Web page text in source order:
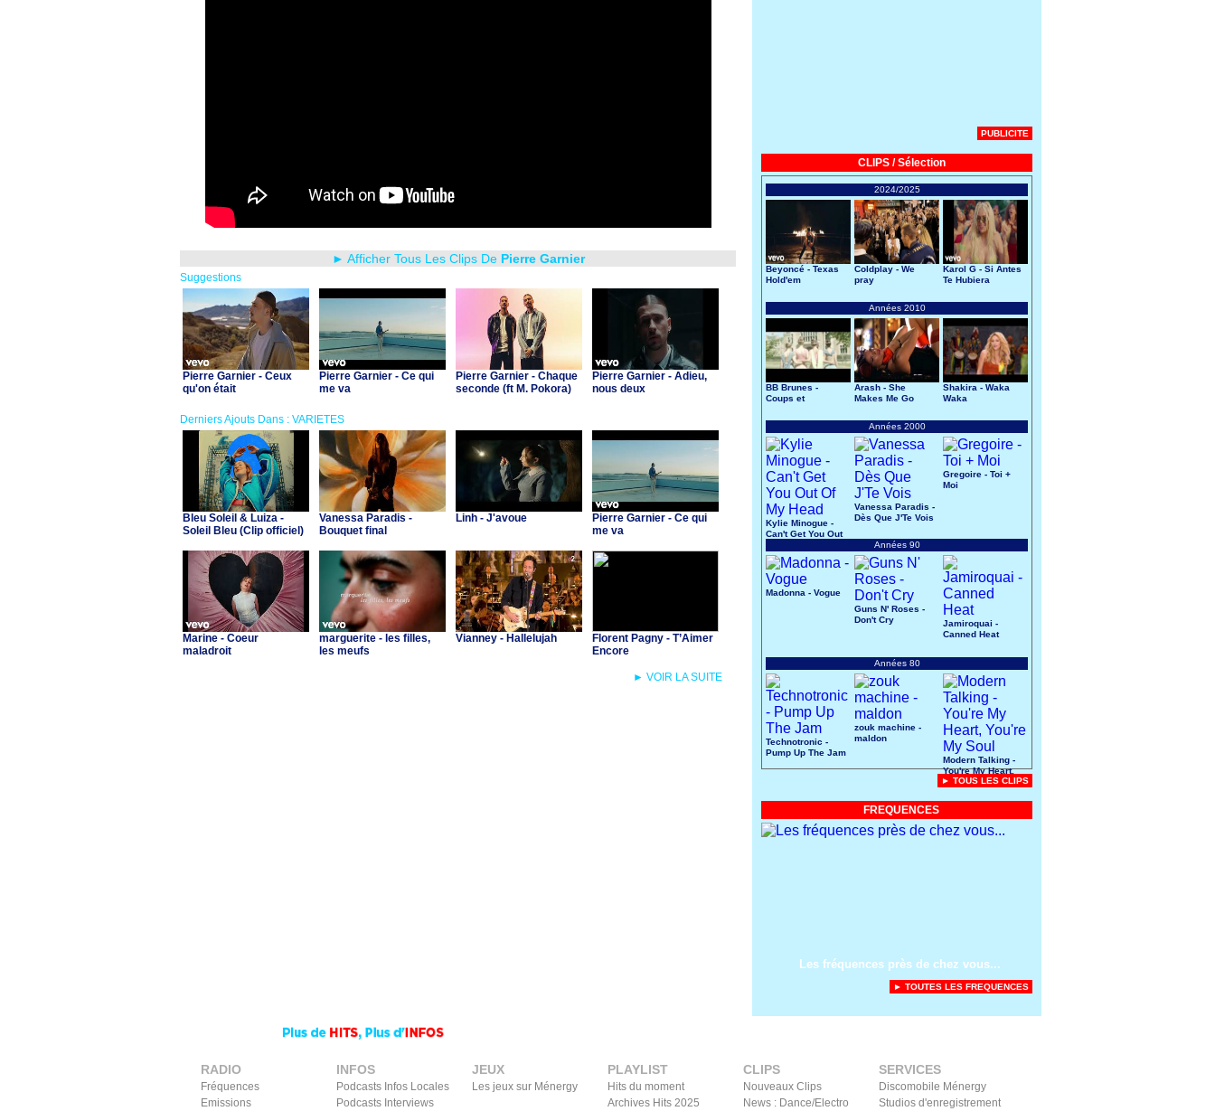
► Afficher Tous Les Clips De Pierre Garnier
Suggestions
Pierre Garnier - Ceux
qu'on était
Pierre Garnier - Ce qui
me va
Pierre Garnier - Chaque
seconde (ft M. Pokora)
Pierre Garnier - Adieu,
nous deux
Derniers Ajouts Dans : VARIETES
Bleu Soleil & Luiza -
Soleil Bleu (Clip officiel)
Vanessa Paradis -
Bouquet final
Linh - J'avoue
Pierre Garnier - Ce qui
me va
Marine - Coeur
maladroit
marguerite - les filles,
les meufs
Vianney - Hallelujah
Florent Pagny - T’Aimer
Encore
► VOIR LA SUITE
PUBLICITE
CLIPS / Sélection
2024/2025
Beyoncé - Texas
Hold'em
Coldplay - We
pray
Karol G - Si Antes
Te Hubiera
Années 2010
BB Brunes -
Coups et
Arash - She
Makes Me Go
Shakira - Waka
Waka
Années 2000
Kylie Minogue -
Can't Get You Out
Vanessa Paradis -
Dès Que J'Te Vois
Gregoire - Toi +
Moi
Années 90
Madonna - Vogue
Guns N' Roses -
Don't Cry
Jamiroquai -
Canned Heat
Années 80
Technotronic -
Pump Up The Jam
zouk machine -
maldon
Modern Talking -
You're My Heart,
You're My Soul
► TOUS LES CLIPS
FREQUENCES
Les fréquences près de chez vous...
► TOUTES LES FREQUENCES
RADIO
Fréquences
Emissions
INFOS
Podcasts Infos Locales
Podcasts Interviews
JEUX
Les jeux sur Ménergy
PLAYLIST
Hits du moment
Archives Hits 2025
CLIPS
Nouveaux Clips
News : Dance/Electro
SERVICES
Discomobile Ménergy
Studios d'enregistrement